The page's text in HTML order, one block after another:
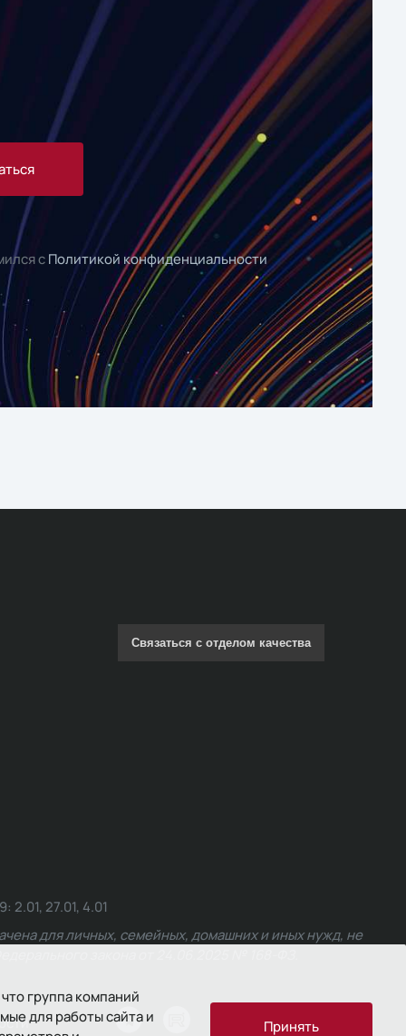
сПолитикой конфиденциальности
группа компаний
для работы сайта и
Принять
Связаться с отделом качества
27.01, 4.01
для личных, семейных, домашних и иных нужд, не